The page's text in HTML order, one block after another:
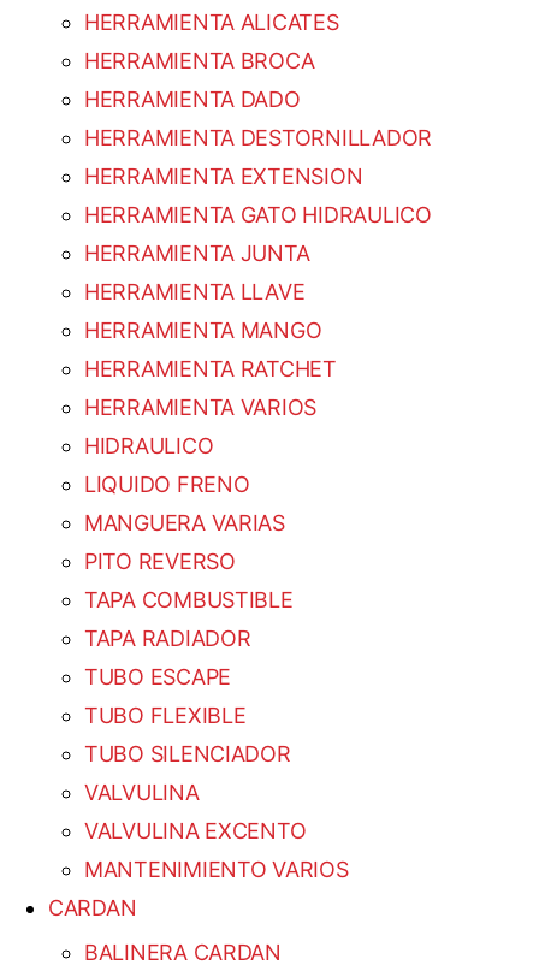
HERRAMIENTA ALICATES
HERRAMIENTA BROCA
HERRAMIENTA DADO
HERRAMIENTA DESTORNILLADOR
HERRAMIENTA EXTENSION
HERRAMIENTA GATO HIDRAULICO
HERRAMIENTA JUNTA
HERRAMIENTA LLAVE
HERRAMIENTA MANGO
HERRAMIENTA RATCHET
HERRAMIENTA VARIOS
HIDRAULICO
LIQUIDO FRENO
MANGUERA VARIAS
PITO REVERSO
TAPA COMBUSTIBLE
TAPA RADIADOR
TUBO ESCAPE
TUBO FLEXIBLE
TUBO SILENCIADOR
VALVULINA
VALVULINA EXCENTO
MANTENIMIENTO VARIOS
CARDAN
BALINERA CARDAN